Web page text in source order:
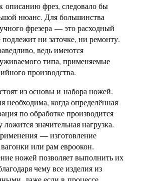
описанию фрез, следовало бы
нюанс. Для большинства
фрезера — это расходный
ни заточке, ни ремонту.
ведь имеются
типа, применяемые
производства.
из основы и набора ножей.
необходима, когда определённая
по обработке производится
значительная нагрузка.
— изготовление
или рам евроокон.
ножей позволяет выполнить их
чему все изделия из